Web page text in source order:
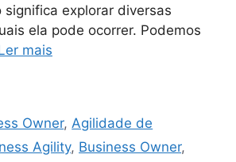
significa explorar diversas
ela pode ocorrer. Podemos
mais
Owner,Agilidade de
Agility, Business Owner,